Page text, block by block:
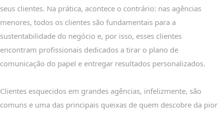
seus clientes. Na prática, acontece o contrário: nas agências
menores, todos os clientes são fundamentais para a
sustentabilidade do negócio e, por isso, esses clientes
encontram profissionais dedicados a tirar o plano de
comunicação do papel e entregar resultados personalizados.
Clientes esquecidos em grandes agências, infelizmente, são
comuns e uma das principais queixas de quem descobre da pior